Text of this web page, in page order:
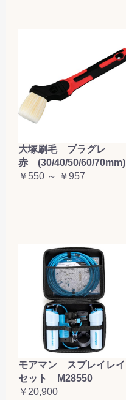
大塚刷毛 プラグレ
赤 (30/40/50/60/70mm)
￥550 ～ ￥957
モアマン スプレイレイ
セット M28550
￥20,900